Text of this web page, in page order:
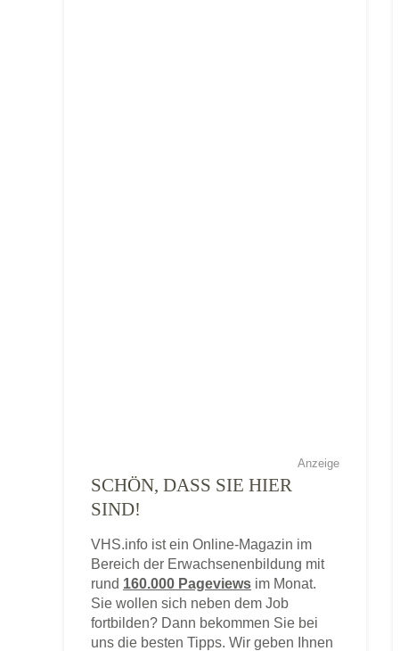
Anzeige
SCHÖN, DASS SIE HIER
SIND!
VHS.info ist ein Online-Magazin im
Bereich der Erwachsenenbildung mit
rund 160.000 Pageviews im Monat.
Sie wollen sich neben dem Job
fortbilden? Dann bekommen Sie bei
uns die besten Tipps. Wir geben Ihnen